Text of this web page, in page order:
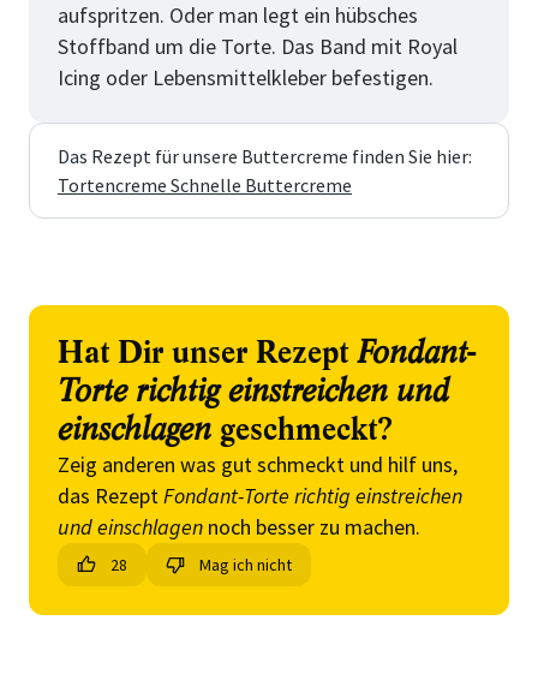
aufspritzen. Oder man legt ein hübsches
Stoffband um die Torte. Das Band mit Royal
Icing oder Lebensmittelkleber befestigen.
Das Rezept für unsere Buttercreme finden Sie hier:
Tortencreme Schnelle Buttercreme
Hat Dir unser Rezept Fondant-
Torte richtig einstreichen und
einschlagen geschmeckt?
Zeig anderen was gut schmeckt und hilf uns,
das RezeptFondant-Torte richtig einstreichen
und einschlagen noch besser zu machen.
28 Mag ich nicht